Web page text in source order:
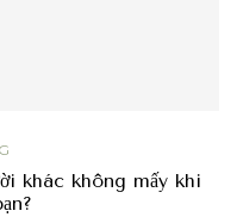
khác không mấy khi